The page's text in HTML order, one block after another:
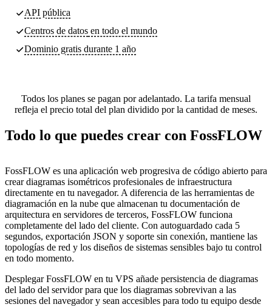
API pública
Centros de datos en todo el mundo
Dominio gratis durante 1 año
Todos los planes se pagan por adelantado. La tarifa mensual
refleja el precio total del plan dividido por la cantidad de meses.
Todo lo que puedes crear con FossFLOW
FossFLOW es una aplicación web progresiva de código abierto para
crear diagramas isométricos profesionales de infraestructura
directamente en tu navegador. A diferencia de las herramientas de
diagramación en la nube que almacenan tu documentación de
arquitectura en servidores de terceros, FossFLOW funciona
completamente del lado del cliente. Con autoguardado cada 5
segundos, exportación JSON y soporte sin conexión, mantiene las
topologías de red y los diseños de sistemas sensibles bajo tu control
en todo momento.
Desplegar FossFLOW en tu VPS añade persistencia de diagramas
del lado del servidor para que los diagramas sobrevivan a las
sesiones del navegador y sean accesibles para todo tu equipo desde